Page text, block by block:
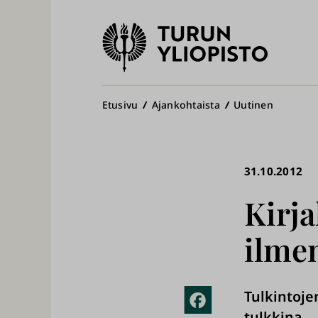
Turun
yliopisto
Murupolku
Etusivu Ajankohtaista Uutinen
31.10.2012